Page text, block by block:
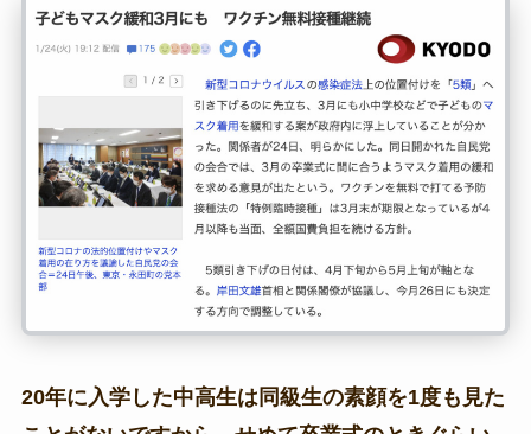
20年に入学した中高生は同級生の素顔を1度も見た